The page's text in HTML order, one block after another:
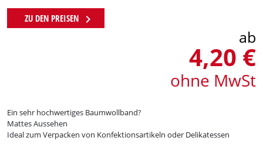
ZU DEN PREISEN chevron_right
ab
4,20 €
ohne MwSt
Ein sehr hochwertiges Baumwollband?
Mattes Aussehen
Ideal zum Verpacken von Konfektionsartikeln oder Delikatessen